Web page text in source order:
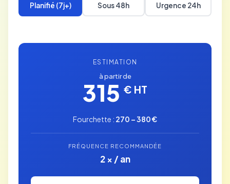
Planifié (7j+) Sous 48h Urgence 24h
ESTIMATION
à partir de
315 € HT
Fourchette : 270 – 380 €
FRÉQUENCE RECOMMANDÉE
2 × / an